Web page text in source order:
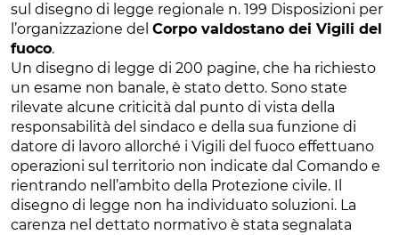
sul disegno di legge regionale n. 199 Disposizioni per
l’organizzazione del Corpo valdostano dei Vigili del
fuoco.
Un disegno di legge di 200 pagine, che ha richiesto
un esame non banale, è stato detto. Sono state
rilevate alcune criticità dal punto di vista della
responsabilità del sindaco e della sua funzione di
datore di lavoro allorché i Vigili del fuoco effettuano
operazioni sul territorio non indicate dal Comando e
rientrando nell’ambito della Protezione civile. Il
disegno di legge non ha individuato soluzioni. La
carenza nel dettato normativo è stata segnalata